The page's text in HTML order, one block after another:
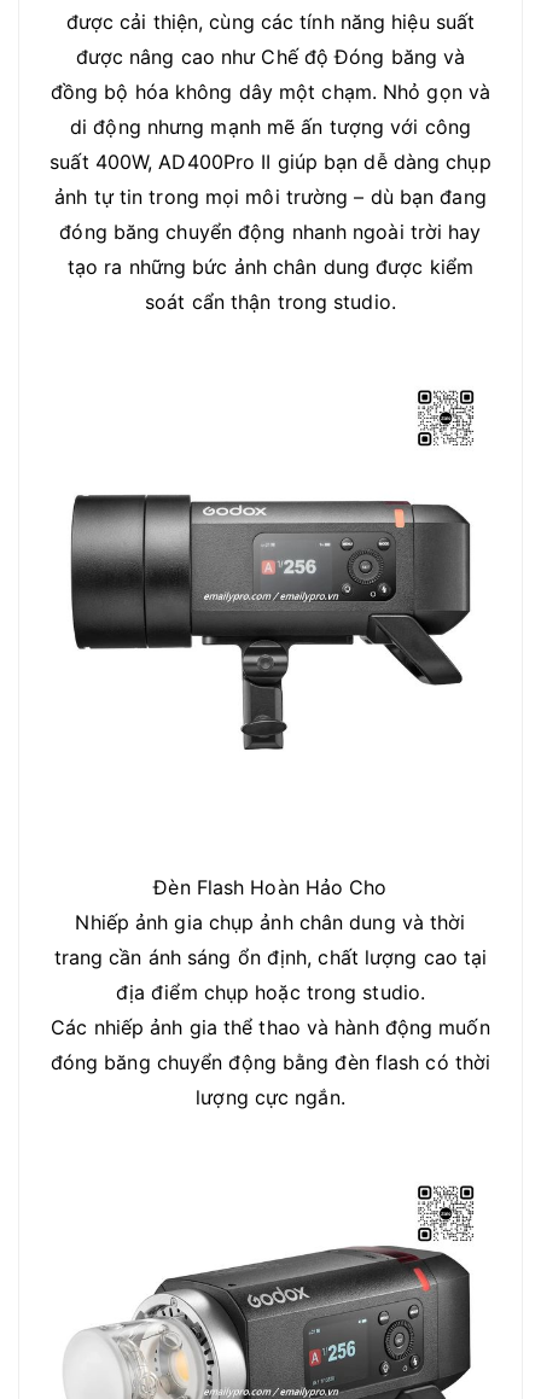
được cải thiện, cùng các tính năng hiệu suất
được nâng cao như Chế độ Đóng băng và
đồng bộ hóa không dây một chạm. Nhỏ gọn và
di động nhưng mạnh mẽ ấn tượng với công
suất 400W, AD400Pro II giúp bạn dễ dàng chụp
ảnh tự tin trong mọi môi trường – dù bạn đang
đóng băng chuyển động nhanh ngoài trời hay
tạo ra những bức ảnh chân dung được kiểm
soát cẩn thận trong studio.
Đèn Flash Hoàn Hảo Cho
Nhiếp ảnh gia chụp ảnh chân dung và thời
trang cần ánh sáng ổn định, chất lượng cao tại
địa điểm chụp hoặc trong studio.
Các nhiếp ảnh gia thể thao và hành động muốn
đóng băng chuyển động bằng đèn flash có thời
lượng cực ngắn.